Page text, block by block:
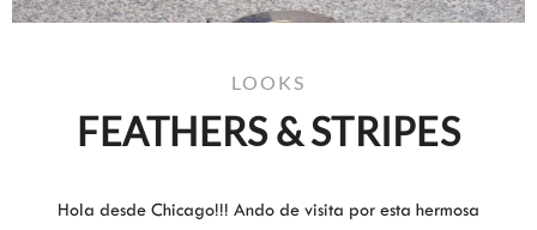
LOOKS
FEATHERS & STRIPES
Hola desde Chicago!!! Ando de visita por esta hermosa